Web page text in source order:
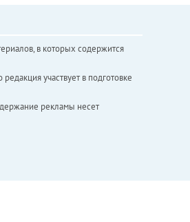
в которых содержится
участвует в подготовке
рекламы несет